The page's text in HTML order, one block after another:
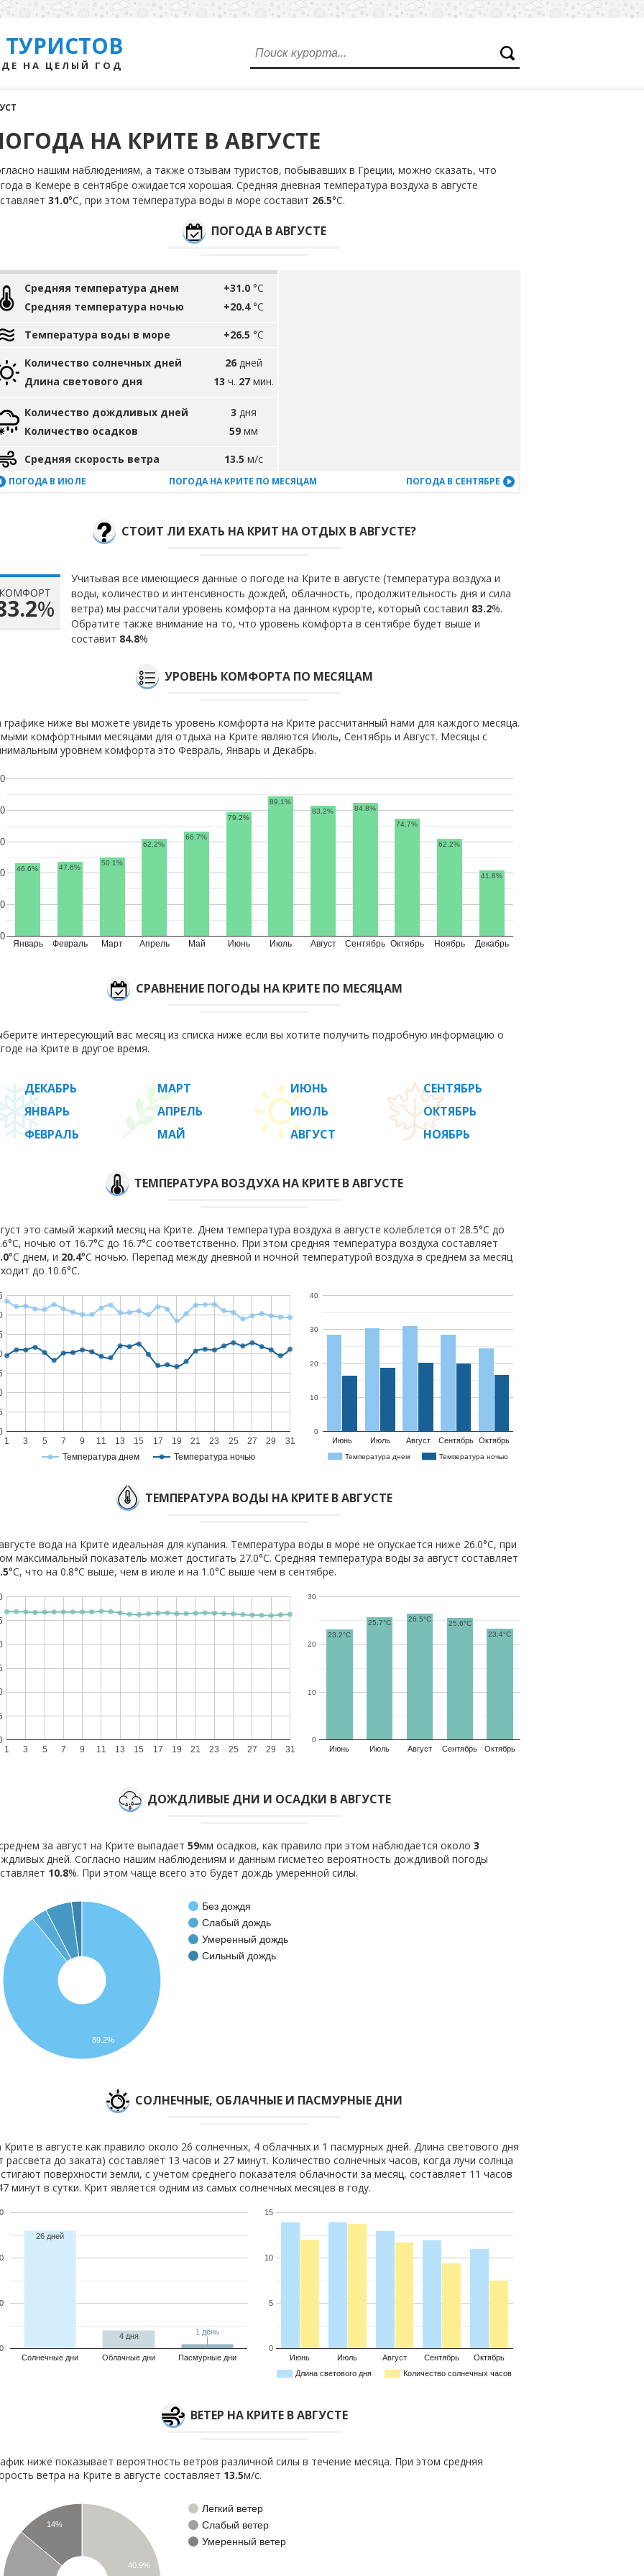
НА ЦЕЛЫЙ ГОД
НА КРИТЕ В АВГУСТЕ
нашим наблюдениям, а также отзывам туристов, побывавших в Греции, можно сказать, что
в Кемере в сентябре ожидается хорошая. Средняя дневная температура воздуха в августе
31.0°С, при этом температура воды в море составит 26.5°С.
ПОГОДА В АВГУСТЕ
Средняя температура днем
Средняя температура ночью
+31.0 °C
+20.4°C
Температура воды в море +26.5 °C
Количество солнечных дней
Длина светового дня
26 дней
13 ч. 27 мин.
Количество дождливых дней
Количество осадков
3 дня
59 мм
Средняя скорость ветра 13.5 м/с
ПОГОДА В ИЮЛЕ ПОГОДА НА КРИТЕ ПО МЕСЯЦАМ ПОГОДА В СЕНТЯБРЕ
СТОИТ ЛИ ЕХАТЬ НА КРИТ НА ОТДЫХ В АВГУСТЕ?
КОМФОРТ
%
Учитывая все имеющиеся данные о погоде на Крите в августе (температура воздуха и
воды, количество и интенсивность дождей, облачность, продолжительность дня и сила
ветра) мы рассчитали уровень комфорта на данном курорте, который составил 83.2%.
Обратите также внимание на то, что уровень комфорта в сентябре будет выше и
составит 84.8%
УРОВЕНЬ КОМФОРТА ПО МЕСЯЦАМ
графике ниже вы можете увидеть уровень комфорта на Крите рассчитанный нами для каждого месяца.
комфортными месяцами для отдыха на Крите являются Июль, Сентябрь и Август. Месяцы с
уровнем комфорта это Февраль, Январь и Декабрь.
Январь Февраль Март Апрель Май Июнь Июль Август Сентябрь Октябрь Ноябрь Декабрь
0
46.6% 47.6%
50.1%
62.2%
66.7%
79.2%
89.1%
83.2%
84.8%
74.7%
62.2%
41.8%
СРАВНЕНИЕ ПОГОДЫ НА КРИТЕ ПО МЕСЯЦАМ
интересующий вас месяц из списка ниже если вы хотите получить подробную информацию о
на Крите в другое время.
ДЕКАБРЬ
ЯНВАРЬ
ФЕВРАЛЬ
МАРТ
АПРЕЛЬ
МАЙ
ИЮНЬ
ИЮЛЬ
АВГУСТ
СЕНТЯБРЬ
ОКТЯБРЬ
НОЯБРЬ
ТЕМПЕРАТУРА ВОЗДУХА НА КРИТЕ В АВГУСТЕ
это самый жаркий месяц на Крите. Днем температура воздуха в августе колеблется от 28.5°C до
ночью от 16.7°C до 16.7°C соответственно. При этом средняя температура воздуха составляет
°C днем, и 20.4°C ночью. Перепад между дневной и ночной температурой воздуха в среднем за месяц
до 10.6°С.
Температура днем Температура ночью
1 3 5 7 9 11 13 15 17 19 21 23 25 27 29 31
Температура днем Температура ночью
Июнь Июль Август Сентябрь Октябрь
0
10
20
30
40
ТЕМПЕРАТУРА ВОДЫ НА КРИТЕ В АВГУСТЕ
вода на Крите идеальная для купания. Температура воды в море не опускается ниже 26.0°C, при
максимальный показатель может достигать 27.0°C. Средняя температура воды за август составляет
°C, что на 0.8°C выше, чем в июле и на 1.0°C выше чем в сентябре.
1 3 5 7 9 11 13 15 17 19 21 23 25 27 29 31 Июнь Июль Август Сентябрь Октябрь
0
10
20
30
23.2°C
25.7°C 26.5°C
25.6°C
23.4°C
ДОЖДЛИВЫЕ ДНИ И ОСАДКИ В АВГУСТЕ
за август на Крите выпадает 59мм осадков, как правило при этом наблюдается около 3
дней. Согласно нашим наблюдениям и данным гисметео вероятность дождливой погоды
10.8%. При этом чаще всего это будет дождь умеренной силы.
Без дождя
Слабый дождь
Умеренный дождь
Сильный дождь
89.2%
CОЛНЕЧНЫЕ, ОБЛАЧНЫЕ И ПАСМУРНЫЕ ДНИ
Крите в августе как правило около 26 солнечных, 4 облачных и 1 пасмурных дней. Длина светового дня
рассвета до заката) составляет 13 часов и 27 минут. Количество солнечных часов, когда лучи солнца
поверхности земли, с учетом среднего показателя облачности за месяц, составляет 11 часов
минут в сутки. Крит является одним из самых солнечных месяцев в году.
Солнечные дни Облачные дни Пасмурные дни
0
26 дней
4 дня 1 день
1 день
Длина светового дня Количество солнечных часов
Июнь Июль Август Сентябрь Октябрь
0
5
10
15
ВЕТЕР НА КРИТЕ В АВГУСТЕ
ниже показывает вероятность ветров различной силы в течение месяца. При этом средняя
ветра на Крите в августе составляет 13.5м/с.
Легкий ветер
Слабый ветер
Умеренный ветер
40.9%
14%